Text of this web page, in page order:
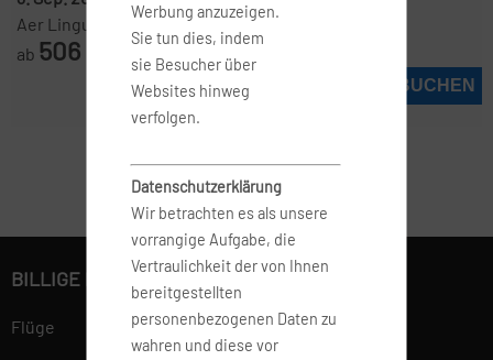
Aer Lingus Web
ab 506
JETZT BUCHEN
Werbung anzuzeigen.
Sie tun dies, indem
sie Besucher über
Websites hinweg
verfolgen.
Datenschutzerklärung
Wir betrachten es als unsere
vorrangige Aufgabe, die
Vertraulichkeit der von Ihnen
bereitgestellten
personenbezogenen Daten zu
wahren und diese vor
BILLIGE FLÜGE BUCHEN
Flüge